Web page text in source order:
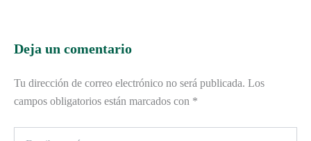
Deja un comentario
Tu dirección de correo electrónico no será publicada. Los
campos obligatorios están marcados con *